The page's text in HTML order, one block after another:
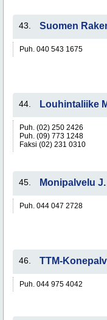
43. Suomen
Puh. 040 543 1675
44. Louhintaliike
Puh. (02) 250 2426
Puh. (09) 773 1248
Faksi (02) 231 0310
45. Monipalvelu
Puh. 044 047 2728
46. TTM-
Puh. 044 975 4042